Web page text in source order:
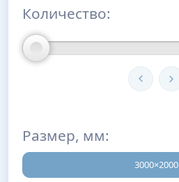
Количество:
Размер, мм:
3000×2000